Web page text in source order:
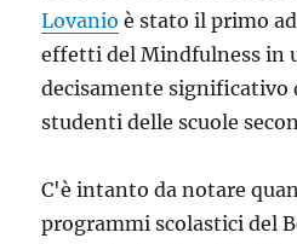
Lovanio è stato il primo
effetti del Mindfulness in
decisamente significativo
studenti delle scuole
C'è intanto da notare
programmi scolastici del